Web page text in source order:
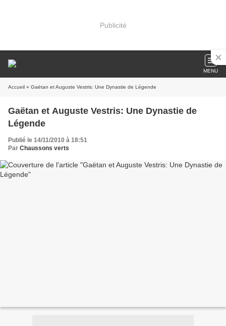
Publicité
MENU
Accueil » Gaëtan et Auguste Vestris: Une Dynastie de Légende
Gaëtan et Auguste Vestris: Une Dynastie de
Légende
Publié le 14/11/2010 à 18:51
Par Chaussons verts